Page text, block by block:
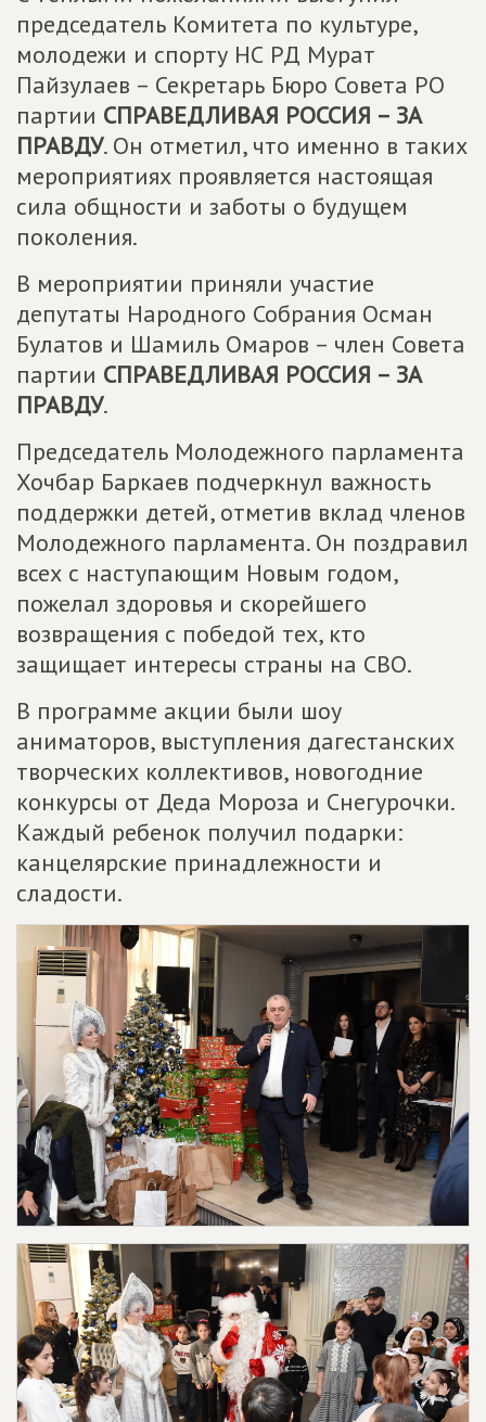
председатель Комитета по культуре,
молодежи и спорту НС РД Мурат
Пайзулаев – Секретарь Бюро Совета РО
партии СПРАВЕДЛИВАЯ РОССИЯ – ЗА
ПРАВДУ. Он отметил, что именно в таких
мероприятиях проявляется настоящая
сила общности и заботы о будущем
поколения.
В мероприятии приняли участие
депутаты Народного Собрания Осман
Булатов и Шамиль Омаров – член Совета
партии СПРАВЕДЛИВАЯ РОССИЯ – ЗА
ПРАВДУ.
Председатель Молодежного парламента
Хочбар Баркаев подчеркнул важность
поддержки детей, отметив вклад членов
Молодежного парламента. Он поздравил
всех с наступающим Новым годом,
пожелал здоровья и скорейшего
возвращения с победой тех, кто
защищает интересы страны на СВО.
В программе акции были шоу
аниматоров, выступления дагестанских
творческих коллективов, новогодние
конкурсы от Деда Мороза и Снегурочки.
Каждый ребенок получил подарки:
канцелярские принадлежности и
сладости.